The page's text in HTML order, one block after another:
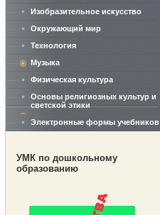
Изобразительное искусство
Окружающий мир
Технология
Музыка
Физическая культура
Основы религиозных культур и
светской этики
Электронные формы учебников
УМК по дошкольному
образованию